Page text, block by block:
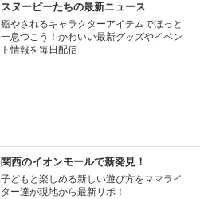
スヌーピーたちの最新ニュース
癒やされるキャラクターアイテムでほっと
一息つこう！かわいい最新グッズやイベン
ト情報を毎日配信
関西のイオンモールで新発見！
子どもと楽しめる新しい遊び方をママライ
ター達が現地から最新リポ！